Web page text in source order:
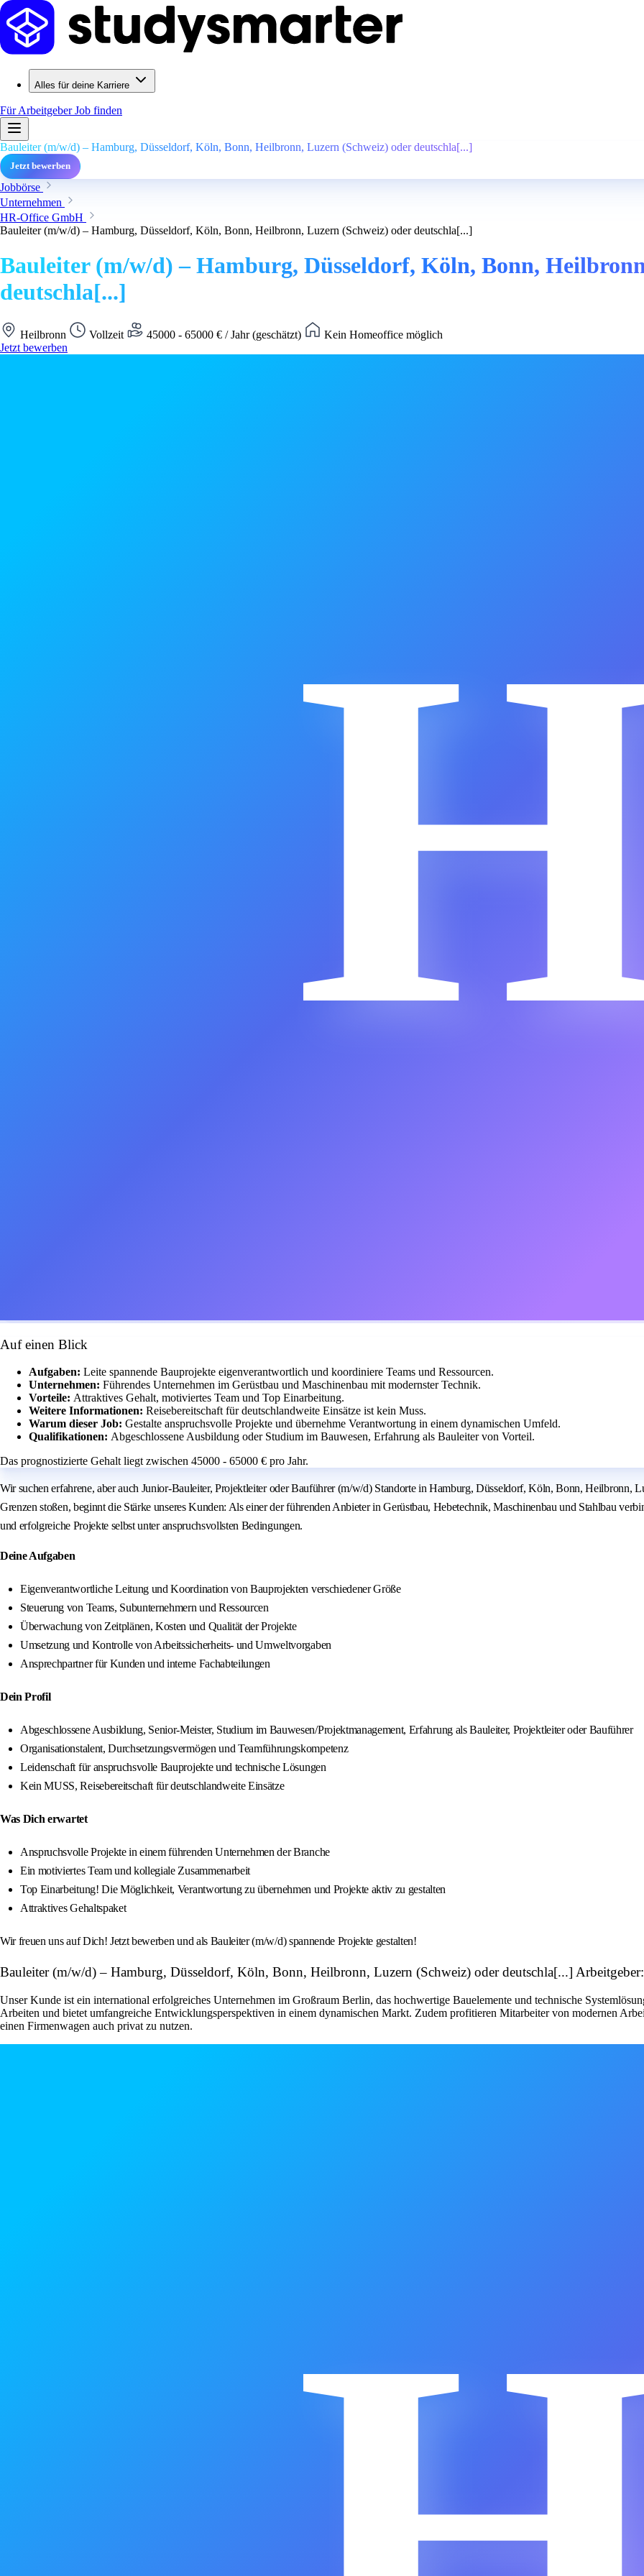
Alles für deine Karriere
Für ArbeitgeberJob finden
Bauleiter (m/w/d) – Hamburg, Düsseldorf, Köln, Bonn, Heilbronn, Luzern (Schweiz) oder deutschla[...]
Jetzt bewerben
Jobbörse
Unternehmen
HR-Office GmbH
Bauleiter (m/w/d) – Hamburg, Düsseldorf, Köln, Bonn, Heilbronn, Luzern (Schweiz) oder deutschla[...]
Bauleiter (m/w/d) – Hamburg, Düsseldorf, Köln, Bonn,
deutschla[...]
Heilbronn Vollzeit 45000 - 65000 € / Jahr (geschätzt)
Kein Homeoffice möglich
Jetzt bewerben
Auf einen Blick
Aufgaben: Leite spannende Bauprojekte eigenverantwortlich und koordiniere Teams und Ressourcen.
Unternehmen: Führendes Unternehmen im Gerüstbau und Maschinenbau mit modernster Technik.
Vorteile: Attraktives Gehalt, motiviertes Team und Top Einarbeitung.
Weitere Informationen: Reisebereitschaft für deutschlandweite Einsätze ist kein Muss.
Warum dieser Job: Gestalte anspruchsvolle Projekte und übernehme Verantwortung in einem dynamischen Umfeld.
Qualifikationen: Abgeschlossene Ausbildung oder Studium im Bauwesen, Erfahrung als Bauleiter von Vorteil.
Das prognostizierte Gehalt liegt zwischen 45000 - 65000 € pro Jahr.
Wir suchen erfahrene, aber auch Junior-Bauleiter, Projektleiter oder Bauführer (m/w/d) Standorte in Hamburg, Düsseldorf, Köln, Bonn, Heilbronn,
Grenzen stoßen, beginnt die Stärke unseres Kunden: Als einer der führenden Anbieter in Gerüstbau, Hebetechnik, Maschinenbau und Stahlbau
und erfolgreiche Projekte selbst unter anspruchsvollsten Bedingungen.
Deine Aufgaben
Eigenverantwortliche Leitung und Koordination von Bauprojekten verschiedener Größe
Steuerung von Teams, Subunternehmern und Ressourcen
Überwachung von Zeitplänen, Kosten und Qualität der Projekte
Umsetzung und Kontrolle von Arbeitssicherheits- und Umweltvorgaben
Ansprechpartner für Kunden und interne Fachabteilungen
Dein Profil
Abgeschlossene Ausbildung, Senior-Meister, Studium im Bauwesen/Projektmanagement, Erfahrung als Bauleiter, Projektleiter oder Bauführer
Organisationstalent, Durchsetzungsvermögen und Teamführungskompetenz
Leidenschaft für anspruchsvolle Bauprojekte und technische Lösungen
Kein MUSS, Reisebereitschaft für deutschlandweite Einsätze
Was Dich erwartet
Anspruchsvolle Projekte in einem führenden Unternehmen der Branche
Ein motiviertes Team und kollegiale Zusammenarbeit
Top Einarbeitung! Die Möglichkeit, Verantwortung zu übernehmen und Projekte aktiv zu gestalten
Attraktives Gehaltspaket
Wir freuen uns auf Dich! Jetzt bewerben und als Bauleiter (m/w/d) spannende Projekte gestalten!
Bauleiter (m/w/d) – Hamburg, Düsseldorf, Köln, Bonn, Heilbronn, Luzern (Schweiz) oder deutschla[...]
Unser Kunde ist ein international erfolgreiches Unternehmen im Großraum Berlin, das hochwertige Bauelemente und technische
Arbeiten und bietet umfangreiche Entwicklungsperspektiven in einem dynamischen Markt. Zudem profitieren Mitarbeiter von modernen
einen Firmenwagen auch privat zu nutzen.